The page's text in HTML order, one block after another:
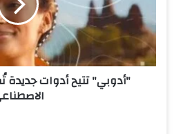
ي
"
ت
ت
"أدوبي" تتيح أدوات جديدة